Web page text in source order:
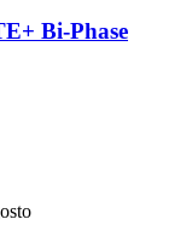
Bi-​Phase